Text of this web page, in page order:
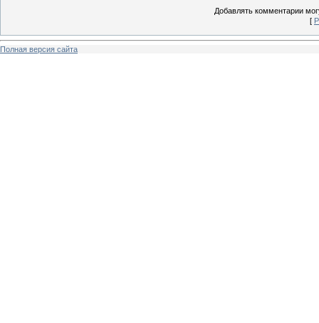
Добавлять комментарии
[
Полная версия сайта